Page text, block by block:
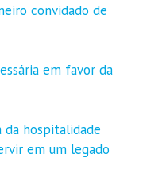
convidado de
em favor da
hospitalidade
em um legado